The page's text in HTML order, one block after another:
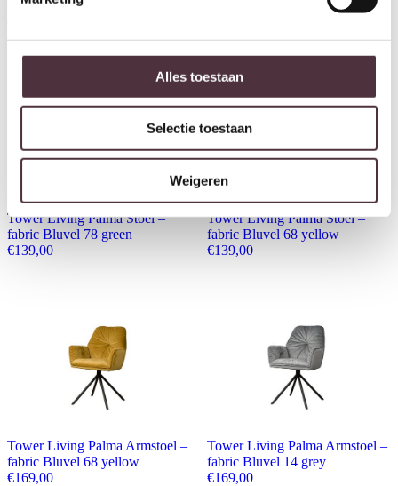
Alles toestaan
Selectie toestaan
Weigeren
fabric Alpine 11 Grey
fabric Alpine 1 Naturel
Tower Living Palma Stoel –
fabric Bluvel 78 green
€139,00
Tower Living Palma Stoel –
fabric Bluvel 68 yellow
€139,00
Tower Living Palma Armstoel –
fabric Bluvel 68 yellow
€169,00
Tower Living Palma Armstoel –
fabric Bluvel 14 grey
€169,00